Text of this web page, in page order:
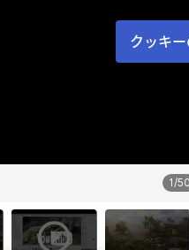
クッキ
1/50